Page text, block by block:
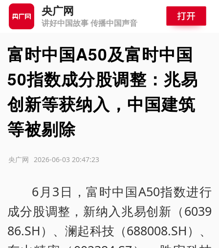
央广网
讲好中国故事 传播中国声音
富时中国A50及富时中国
50指数成分股调整：兆易
创新等获纳入，中国建筑
等被剔除
2026-06-03 20:47:23
央广网
6月3日，富时中国A50指数进行
成分股调整，新纳入兆易创新（6039
86.SH）、澜起科技（688008.SH）、